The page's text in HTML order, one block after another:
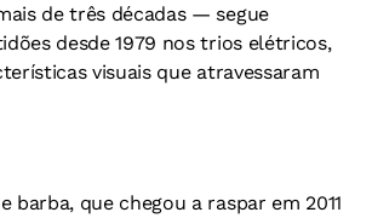
de três décadas — segue
desde 1979 nos trios elétricos,
visuais que atravessaram
barba, que chegou a raspar em 2011